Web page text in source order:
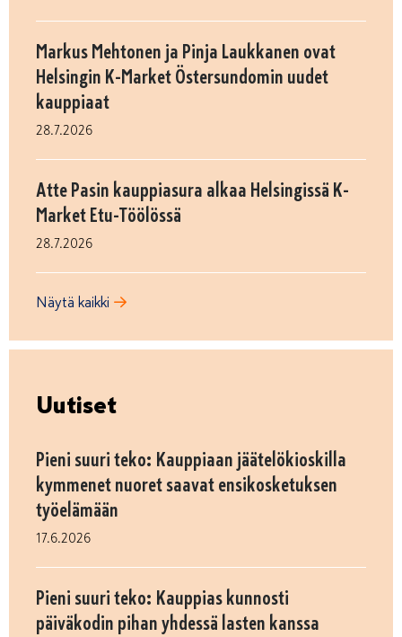
Markus Mehtonen ja Pinja Laukkanen ovat
Helsingin K-Market Östersundomin uudet
kauppiaat
28.7.2026
Atte Pasin kauppiasura alkaa Helsingissä K-
Market Etu-Töölössä
28.7.2026
Näytä kaikki
Uutiset
Pieni suuri teko: Kauppiaan jäätelökioskilla
kymmenet nuoret saavat ensikosketuksen
työelämään
17.6.2026
Pieni suuri teko: Kauppias kunnosti
päiväkodin pihan yhdessä lasten kanssa